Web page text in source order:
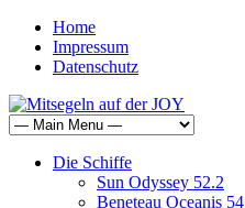
Home
Impressum
Datenschutz
Die Schiffe
Sun Odyssey 52.2
Beneteau Oceanis 54